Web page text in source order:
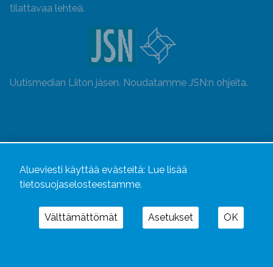
tilattavaa lehteä.
Uutismedian Liiton jäsen. Noudatamme JSN:n ohjeita.
Alueviesti käyttää evästeitä: Lue lisää
tietosuojaselosteestamme.
Välttämättömät Asetukset OK